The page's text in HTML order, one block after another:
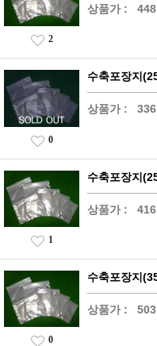
상품가 :
2
수축포장지
상품가 :
0
수축포장지
상품가 :
1
수축포장지
상품가 :
0